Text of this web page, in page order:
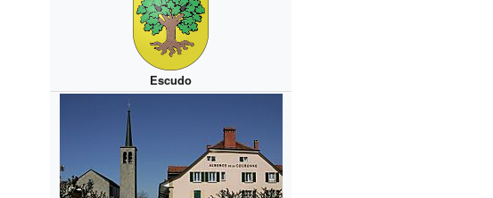
Escudo